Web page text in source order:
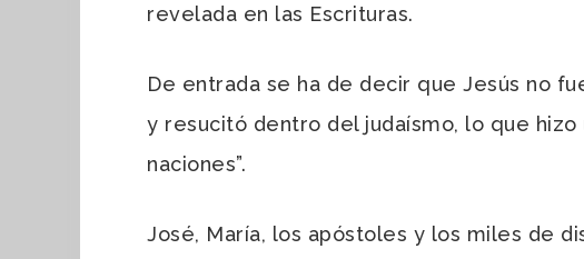
revelada en las Escrituras.
De entrada se ha de decir que Jesús no
y resucitó dentro del judaísmo, lo que hizo
naciones”.
José, María, los apóstoles y los miles de